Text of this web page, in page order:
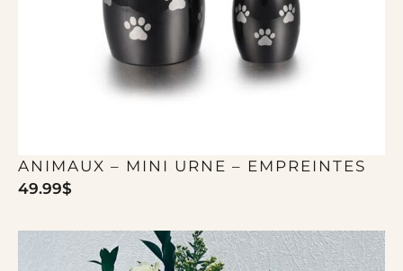
ANIMAUX – MINI URNE – EMPREINTES
49.99$